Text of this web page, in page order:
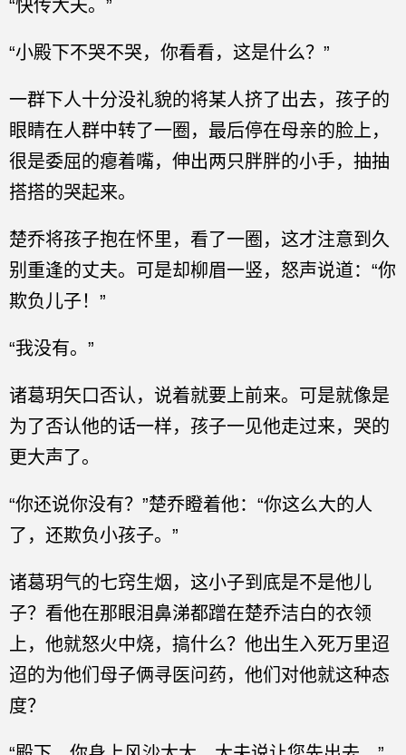
“快传大夫。”
“小殿下不哭不哭，你看看，这是什么？”
一群下人十分没礼貌的将某人挤了出去，孩子的
眼睛在人群中转了一圈，最后停在母亲的脸上，
很是委屈的瘪着嘴，伸出两只胖胖的小手，抽抽
搭搭的哭起来。
楚乔将孩子抱在怀里，看了一圈，这才注意到久
别重逢的丈夫。可是却柳眉一竖，怒声说道：“你
欺负儿子！”
“我没有。”
诸葛玥矢口否认，说着就要上前来。可是就像是
为了否认他的话一样，孩子一见他走过来，哭的
更大声了。
“你还说你没有？”楚乔瞪着他：“你这么大的人
了，还欺负小孩子。”
诸葛玥气的七窍生烟，这小子到底是不是他儿
子？看他在那眼泪鼻涕都蹭在楚乔洁白的衣领
上，他就怒火中烧，搞什么？他出生入死万里迢
迢的为他们母子俩寻医问药，他们对他就这种态
度？